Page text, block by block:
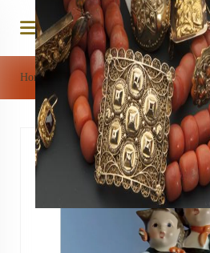
Home Porselein>Hummel beeldje 943